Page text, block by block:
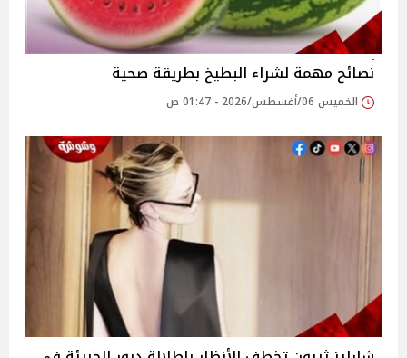
نصائح مهمة لشراء البطيخ بطريقة صحية
الخميس 06/أغسطس/2026 - 01:47 ص